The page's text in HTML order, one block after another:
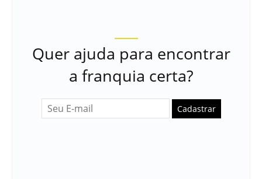
Quer ajuda para encontrar
a franquia certa?
Cadastrar